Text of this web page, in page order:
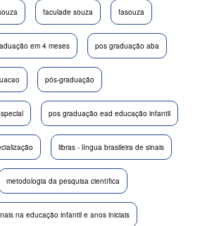
faculade souza fasouza
em 4 meses pos graduação aba
pós-graduação
pos graduação ead educação infantil
libras - língua brasileira de sinais
metodologia da pesquisa científica
na educação infantil e anos iniciais